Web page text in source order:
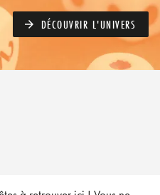
arrow_forward DÉCOUVRIR L'UNIVERS